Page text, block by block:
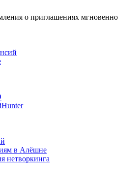
о приглашениях мгновенно
в Алёшне
нетворкинга